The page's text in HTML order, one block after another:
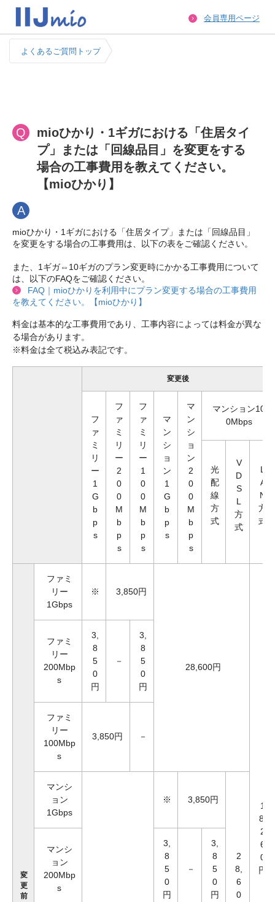
会員専用ページ
よくあるご質問トップ
Q
mioひかり・1ギガにおける「住居タイ
プ」または「回線品目」を変更をする
場合の工事費用を教えてください。
【mioひかり】
A
mioひかり・1ギガにおける「住居タイプ」または「回線品目」
を変更をする場合の工事費用は、以下の表をご確認ください。
また、1ギガ⇔10ギガのプラン変更時にかかる工事費用について
は、以下のFAQをご確認ください。
FAQ｜mioひかりを利用中にプラン変更する場合の工事費用
を教えてください。【mioひかり】
料金は基本的な工事費用であり、工事内容によっては料金が異な
る場合があります。
変更後
フ
ァ
ミ
リ
ー
1
G
b
p
s
フ
ァ
ミ
リ
ー
2
0
0
M
b
p
s
フ
ァ
ミ
リ
ー
1
0
0
M
b
p
s
マ
ン
シ
ョ
ン
1
G
b
p
s
マ
ン
シ
ョ
ン
2
0
0
M
b
p
s
マンション10
0Mbps
光
配
線
方
式
V
D
S
L
方
式
L
A
N
方
式
変
更
前
ファミ
リー
1Gbps
※ 3,850円
28,600円
1
8,
2
6
0
円
ファミ
リー
200Mbp
s
3,
8
5
0
円
－
3,
8
5
0
円
ファミ
リー
100Mbp
s
3,850円 －
マンシ
ョン
1Gbps
※ 3,850円
2
8,
6
0
マンシ
ョン
200Mbp
s
3,
8
5
0
円
－
3,
8
5
0
円